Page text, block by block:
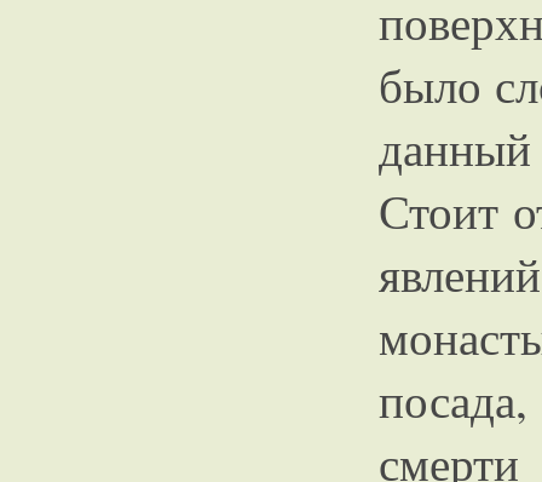
было
Стоит